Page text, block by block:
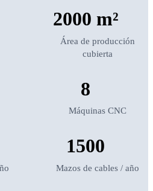
2000 m²
Área de producción
cubierta
8
Máquinas CNC
1500
Mazos de cables / año